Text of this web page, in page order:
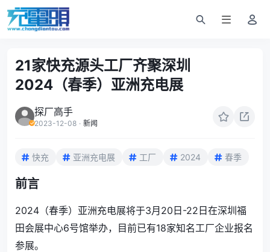
21家快充源头工厂齐聚深圳
2024（春季）亚洲充电展
探厂高手
2023-12-08 · 新闻
快充 亚洲充电展 工厂 2024 春季
前言
2024（春季）亚洲充电展将于3月20日-22日在深圳福
田会展中心6号馆举办，目前已有18家知名工厂企业报名
参展。